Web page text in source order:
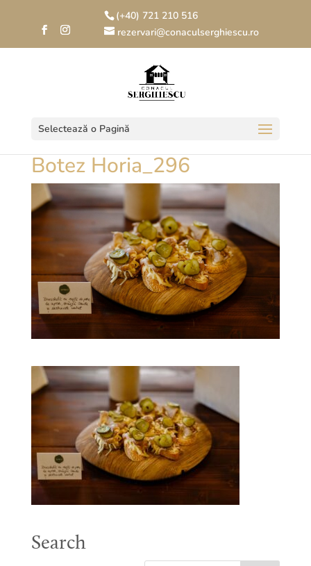
(+40) 721 210 516
rezervari@conaculserghiescu.ro
Selectează o Pagină
Botez Horia_296
Search